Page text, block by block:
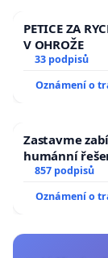
PETICE ZA
V OHROŽE
33 podpisů
Oznámení o
Zastavme
humánní
857 podpisů
Oznámení o